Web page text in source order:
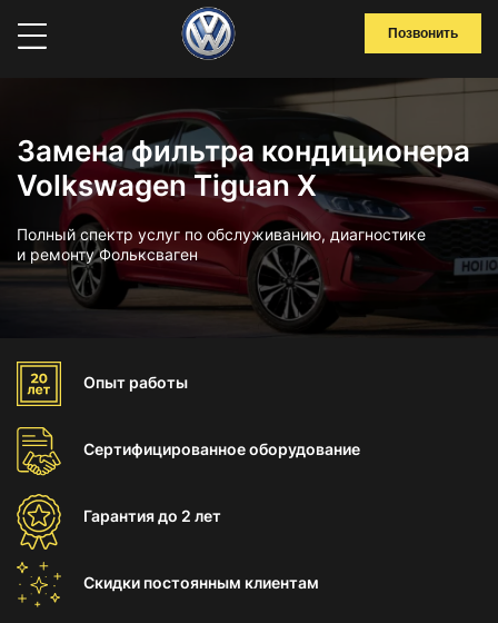
Позвонить
Замена фильтра кондиционера
Volkswagen Tiguan X
Полный спектр услуг по обслуживанию, диагностике
и ремонту Фольксваген
Опыт работы
Сертифицированноеоборудование
Гарантиядо 2 лет
Скидки постоянным клиентам